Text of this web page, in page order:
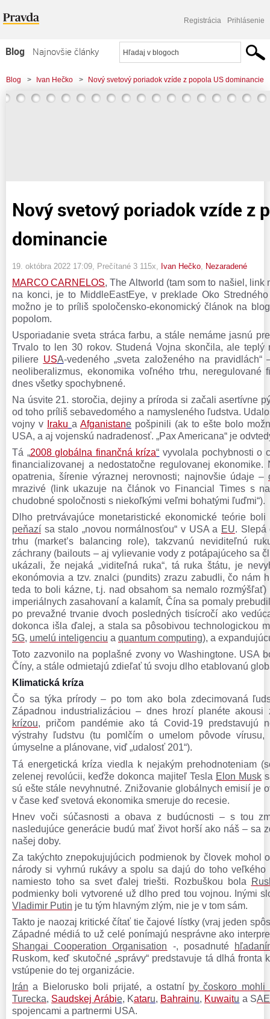
Registrácia Prihlásenie
Blog
Najnovšie články
Najčítanejšie články
Najkomentovanejšie články
Blog > Ivan Hečko > Nový svetový poriadok vzíde z popola US dominancie
Nový svetový poriadok vzíde z
dominancie
19. októbra 2022 17:09 , Prečítané 3 115x, Ivan Hečko Nezaradené
MARCO CARNELOS, The Altworld (tam som to našiel, link
na konci, je to MiddleEastEye, v preklade Oko
možno je to príliš spoločensko-ekonomický článok na
popolom.
Usporiadanie sveta stráca farbu, a stále nemáme jasnú
Trvalo to len 30 rokov. Studená Vojna skončila, ale teplý
piliere USA-vedeného „sveta založeného na
neoliberalizmus, ekonomika voľného trhu,
dnes všetky spochybnené.
Na úsvite 21. storočia, dejiny a príroda si začali asertívne
od toho príliš sebavedomého a namysleného ľudstva.
vojny v
Iraku a Afganistane pošpinili (ak to ešte bolo
USA, a aj vojenskú nadradenosť. „Pax Americana“ je
Tá „2008 globálna finančná kríza“ vyvolala pochybnosti o
financializovanej a nedostatočne regulovanej ekonomike.
opatrenia, šírenie výraznej nerovnosti; najnovšie údaje –
mrazivé (link ukazuje na čl ánok vo Financial Times s
chudobné spoločnosti s niekoľkými veľmi bohatými ľuďmi“).
Dlho pretrvávajúce monetaristické ekonomické teórie
peňazí sa stalo „novou normálnosťou“ v USA a EU. Slepá
trhu (market’s balancing role), takzvanú neviditeľnú
záchrany (bailouts – aj vylievanie vody z potápajúceho sa
ukázali, že nejaká „viditeľná ruka“, tá ruka štátu, je
ekonómovia a tzv. znalci (pundits) zrazu zabudli, čo nám
teda to boli kázne, t.j. nad obsahom sa nemalo
imperiálnych zasahovaní a kalamít, Čína sa pomaly
po prevažné trvanie dvoch posledných tisícročí ako
dokonca išla ďalej, a stala sa pôsobivou technologickou
5G, umelú inteligenciu a quantum computing), a
Toto zazvonilo na poplašné zvony vo Washingtone. USA
Číny, a stále odmietajú zdieľať tú svoju dlho etablovanú
Klimatická kríza
Čo sa týka prírody – po tom ako bola zdecimovaná
Západnou industrializáciou – dnes hrozí planéte akousi
krízou, pričom pandémie ako tá Covid-19 predstavujú
výstrahy ľudstvu (tu pomlčím o umelom pôvode
úmyselne a plánovane, viď „udalosť 201“).
Tá energetická kríza viedla k nejakým prehodnoteniam
zelenej revolúcii, keďže dokonca majiteľ Tesla Elon Musk
sú ešte stále nevyhnutné. Znižovanie globálnych emisií je
v čase keď svetová ekonomika smeruje do recesie.
Hnev voči súčasnosti a obava z budúcnosti – s tou
nasledujúce generácie budú mať život horší ako náš – sa
našej doby.
Za takýchto znepokujujúcich podmienok by človek mohol
národy si vyhrnú rukávy a spolu sa dajú do toho veľkého
namiesto toho sa svet ďalej triešti. Rozbuškou bola
podmienky boli vytvorené už dlho pred tou vojnou. Inými
Vladimir Putin je tu tým hlavným zlým, nie je v tom sám.
Takto je naozaj kritické čítať tie čajové lístky (vraj jeden
Západné médiá to už celé ponímajú nesprávne ako
Shangai Cooperation Organisation -, posadnuté
Ruskom, keď skutočné „správy“ predstavuje tá dlhá fronta
vstúpenie do tej organizácie.
Irán a Bielorusko boli prijaté, a ostatní by čoskoro mohli
Turecka, Saudskej Arábie, Kataru, Bahrainu, Kuwaitu a SAE
spojencami a partnermi USA.